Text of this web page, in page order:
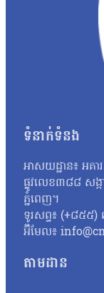
កម្ពុជា លោក
ប្រភេទសត្វតំណាងន
ប៉ុន្តែថែមទាំងពង្រឹង
គាំទ្រ និងផ្តល់ដោយរ
អនុវត្តតាមគោលការ
ក្នុងទីជម្រកធម្មជាតិ
អស់រយៈពេលជាច្រើន
ចូលរួមពីសហគមន៍ ការ
រស់នៅស្រុកកោះញែក
ក្រពើ១០ក្បាលនឹងយក
ចាស់ទុំ និងគណៈកម្មក
ឡើងក្រពើអាចឡើង
ទំនាក់ទំនង
អាសយដ្ឋាន៖ អគ
ផ្លូវលេខ៣៨៨ សង្
ភ្នំពេញ។
ទូរសព្ទ៖ (+៨៥
អ៊ីមែល៖
តាមដាន